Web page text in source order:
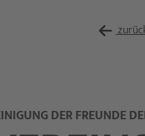
DER FREUNDE